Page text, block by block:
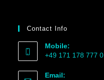
Contact Info
Mobile:
+49 171 178 777 0
Email: